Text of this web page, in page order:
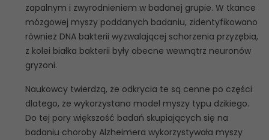
zapalnym i zwyrodnieniem w badanej grupie. W tkance
mózgowej myszy poddanych badaniu, zidentyfikowano
również DNA bakterii wyzwalającej schorzenia przyzębia,
z kolei białka bakterii były obecne wewnątrz neuronów
gryzoni.
Naukowcy twierdzą, że odkrycia te są cenne po części
dlatego, że wykorzystano model myszy typu dzikiego.
Do tej pory większość badań skupiających się na
badaniu choroby Alzheimera wykorzystywała myszy